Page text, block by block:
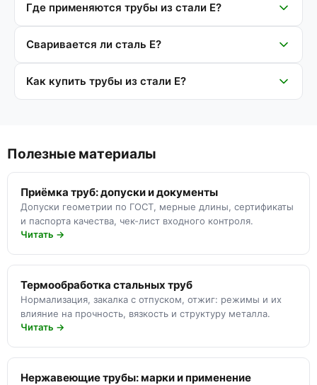
Где применяются трубы из стали Е?
Сваривается ли сталь Е?
Как купить трубы из стали Е?
Полезные материалы
Приёмка труб: допуски и документы
Допуски геометрии по ГОСТ, мерные длины, сертификаты
и паспорта качества, чек-лист входного контроля.
Читать →
Термообработка стальных труб
Нормализация, закалка с отпуском, отжиг: режимы и их
влияние на прочность, вязкость и структуру металла.
Читать →
Нержавеющие трубы: марки и применение